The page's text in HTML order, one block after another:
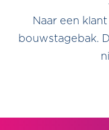
Naar een
bouwstagebak.